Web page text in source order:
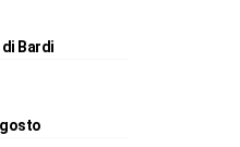
Bardi